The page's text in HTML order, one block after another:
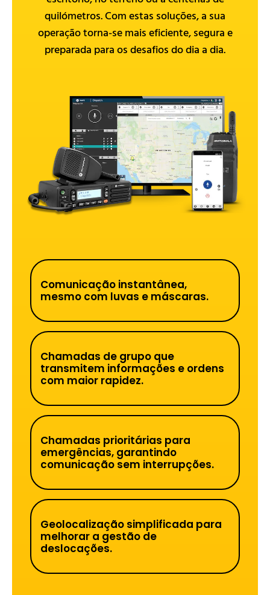
quilómetros. Com estas soluções, a sua
operação torna-se mais eficiente, segura e
preparada para os desafios do dia a dia.
Comunicação instantânea,
mesmo com luvas e máscaras.
Chamadas de grupo que
transmitem informações e ordens
com maior rapidez.
Chamadas prioritárias para
emergências, garantindo
comunicação sem interrupções.
Geolocalização simplificada para
melhorar a gestão de
deslocações.